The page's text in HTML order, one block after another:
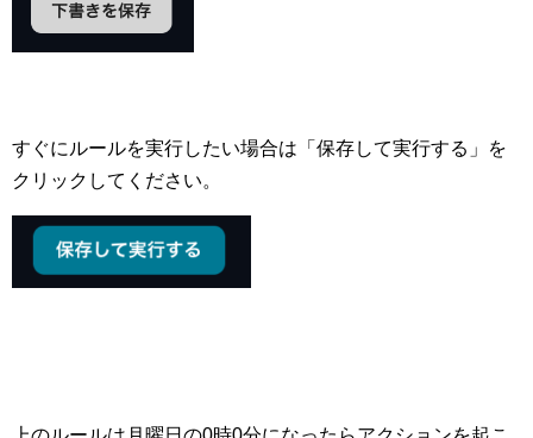
すぐにルールを実行したい場合は「保存して実行する」を
クリックしてください。